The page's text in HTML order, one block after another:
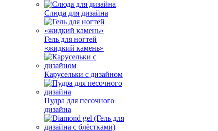
Слюда для дизайна
Гель для ногтей
«жидкий камень»
Карусельки с дизайном
Пудра для песочного
дизайна